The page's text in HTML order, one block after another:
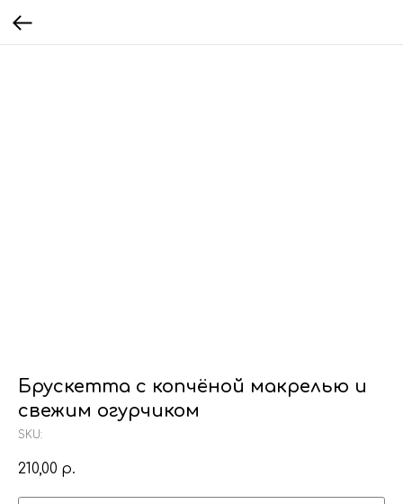
Брускетта с копчёной макрелью и
свежим огурчиком
SKU:
210,00 р.